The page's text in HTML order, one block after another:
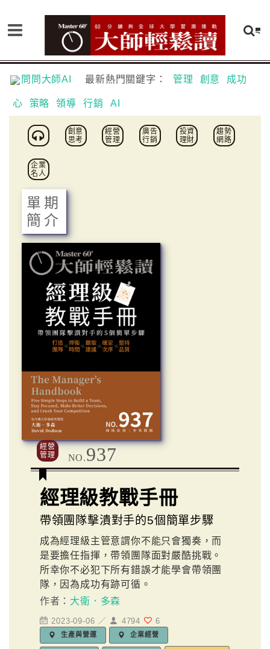
問問大師AI 最新熱門關鍵字： 管理 創意 成功
心 策略 領導 行銷 AI
創意
思考
經營
管理
廣告
行銷
投資
理財
趨勢
網路
企業
名人
單期
簡介
經營
管理
NO.937
經理級教戰手冊
帶領團隊擊潰對手的5個簡單步驟
成為經理級主管意謂你不能只會獨奏，而
是要擔任指揮，帶領團隊面對嚴酷挑戰。
所幸你不必犯下所有錯誤才能學會帶領團
隊，因為成功有跡可循。
作者： 大衛．多森
2023-09-06 ／ 4794 6
生產與營運 企業經營